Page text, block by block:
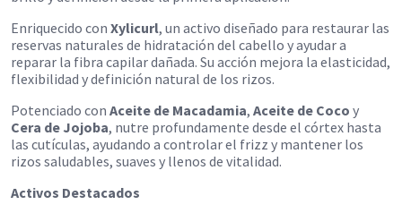
Enriquecido con Xylicurl, un activo diseñado para restaurar las
reservas naturales de hidratación del cabello y ayudar a
reparar la fibra capilar dañada. Su acción mejora la elasticidad,
flexibilidad y definición natural de los rizos.
Potenciado con Aceite de Macadamia, Aceite de Coco y
Cera de Jojoba, nutre profundamente desde el córtex hasta
las cutículas, ayudando a controlar el frizz y mantener los
rizos saludables, suaves y llenos de vitalidad.
Activos Destacados